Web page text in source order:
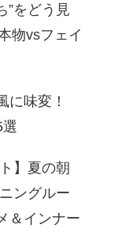
”をどう見
物vsフェイ
に味変！
】夏の朝
ングルー
＆インナー